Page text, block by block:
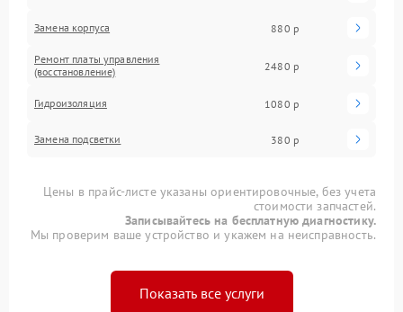
Замена корпуса 880 р
Ремонт платы управления
(восстановление)
2480 р
Гидроизоляция 1080 р
Замена подсветки 380 р
Цены в прайс-листе указаны ориентировочные, без учета
стоимости запчастей.
Записывайтесь на бесплатную диагностику.
Мы проверим ваше устройство и укажем на неисправность.
Показать все услуги